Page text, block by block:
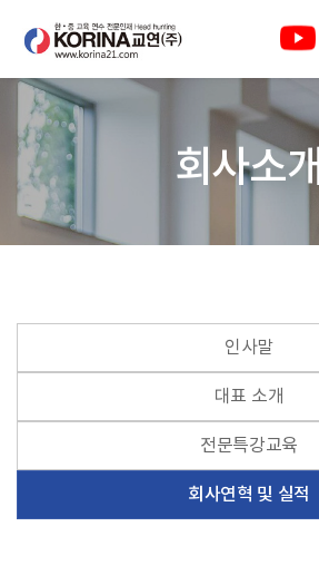
회사소개
인사말
대표 소개
전문특강교육
회사연혁 및 실적